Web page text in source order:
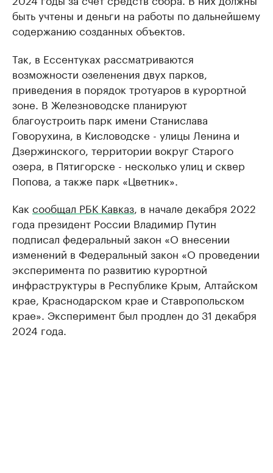
быть учтены и деньги на работы по дальнейшему
содержанию созданных объектов.
Так, в Ессентуках рассматриваются
возможности озеленения двух парков,
приведения в порядок тротуаров в курортной
зоне. В Железноводске планируют
благоустроить парк имени Станислава
Говорухина, в Кисловодске - улицы Ленина и
Дзержинского, территории вокруг Старого
озера, в Пятигорске - несколько улиц и сквер
Попова, а также парк «Цветник».
Как сообщал РБК Кавказ , в начале декабря 2022
года президент России Владимир Путин
подписал федеральный закон «О внесении
изменений в Федеральный закон «О проведении
эксперимента по развитию курортной
инфраструктуры в Республике Крым, Алтайском
крае, Краснодарском крае и Ставропольском
крае». Эксперимент был продлен до 31 декабря
2024 года.